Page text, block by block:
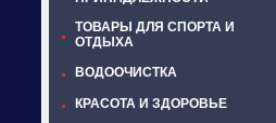
ТОВАРЫ ДЛЯ СПОРТА И
ОТДЫХА
ВОДООЧИСТКА
КРАСОТА И ЗДОРОВЬЕ